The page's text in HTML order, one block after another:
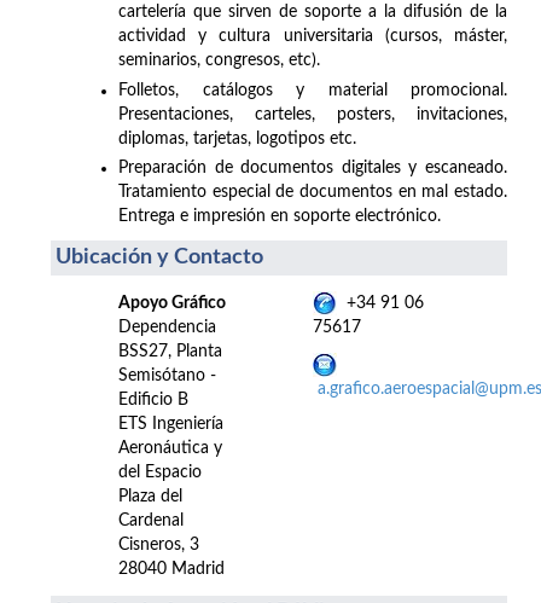
cartelería que sirven de soporte a la difusión de la
actividad y cultura universitaria (cursos, máster,
seminarios, congresos, etc).
Folletos, catálogos y material promocional.
Presentaciones, carteles, posters, invitaciones,
diplomas, tarjetas, logotipos etc.
Preparación de documentos digitales y escaneado.
Tratamiento especial de documentos en mal estado.
Entrega e impresión en soporte electrónico.
Ubicación y Contacto
Apoyo Gráfico
Dependencia
BSS27, Planta
Semisótano -
Edificio B
ETS Ingeniería
Aeronáutica y
del Espacio
Plaza del
Cardenal
Cisneros, 3
28040 Madrid
+34 91 06
75617
a.grafico.aeroespacial@upm.es